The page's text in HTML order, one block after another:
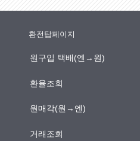
환전탑페이지
원구입 택배(엔→원)
환율조회
원매각(원→엔)
거래조회